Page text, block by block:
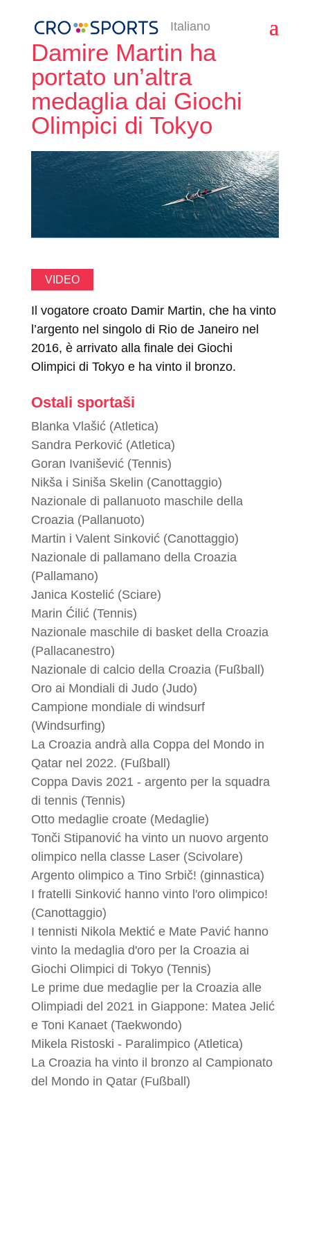
Italiano
Damire Martin ha
portato un’altra
medaglia dai Giochi
Olimpici di Tokyo
VIDEO
Il vogatore croato Damir Martin, che ha vinto
l’argento nel singolo di Rio de Janeiro nel
2016, è arrivato alla finale dei Giochi
Olimpici di Tokyo e ha vinto il bronzo.
Ostali sportaši
Blanka Vlašić (Atletica)
Sandra Perković (Atletica)
Goran Ivanišević (Tennis)
Nikša i Siniša Skelin (Canottaggio)
Nazionale di pallanuoto maschile della
Croazia (Pallanuoto)
Martin i Valent Sinković (Canottaggio)
Nazionale di pallamano della Croazia
(Pallamano)
Janica Kostelić (Sciare)
Marin Ćilić (Tennis)
Nazionale maschile di basket della Croazia
(Pallacanestro)
Nazionale di calcio della Croazia (Fußball)
Oro ai Mondiali di Judo (Judo)
Campione mondiale di windsurf
(Windsurfing)
La Croazia andrà alla Coppa del Mondo in
Qatar nel 2022. (Fußball)
Coppa Davis 2021 - argento per la squadra
di tennis (Tennis)
Otto medaglie croate (Medaglie)
Tonči Stipanović ha vinto un nuovo argento
olimpico nella classe Laser (Scivolare)
Argento olimpico a Tino Srbič! (ginnastica)
I fratelli Sinković hanno vinto l'oro olimpico!
(Canottaggio)
I tennisti Nikola Mektić e Mate Pavić hanno
vinto la medaglia d'oro per la Croazia ai
Giochi Olimpici di Tokyo (Tennis)
Le prime due medaglie per la Croazia alle
Olimpiadi del 2021 in Giappone: Matea Jelić
e Toni Kanaet (Taekwondo)
Mikela Ristoski - Paralimpico (Atletica)
La Croazia ha vinto il bronzo al Campionato
del Mondo in Qatar (Fußball)